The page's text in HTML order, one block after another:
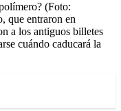
(Foto:
que entraron en
a los antiguos billetes
cuándo caducará la